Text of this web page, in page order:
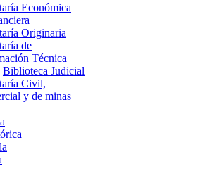
Económica
Originaria
de
Técnica
Biblioteca Judicial
Civil,
y de minas